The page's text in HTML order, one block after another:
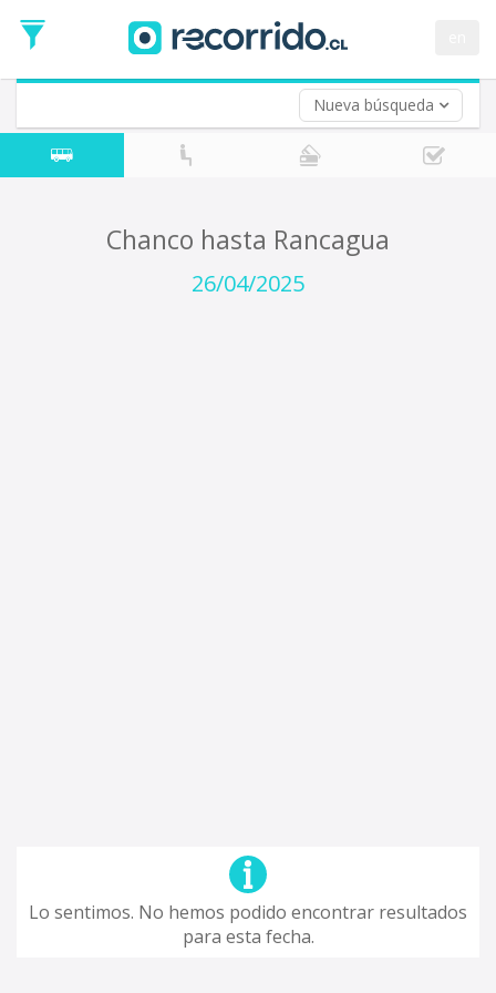
Nueva búsqueda
de
Ida
Vuelta (opcional)
Fecha
de
Chanco hasta Rancagua
26/04/2025
Lo sentimos. No hemos podido encontrar resultados
para esta fecha.